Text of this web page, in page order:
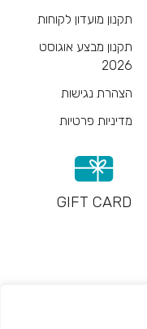
תקנון מועדון לקוחות
תקנון מבצע אוגוסט
2026
הצהרת נגישות
מדיניות פרטיות
GIFT CARD